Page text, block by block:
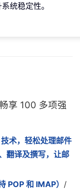
统稳定性。
享 100 多项强
术，轻松处理邮件
翻译及撰写，让邮
POP 和 IMAP） /